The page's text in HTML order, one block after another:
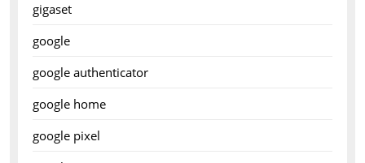
gigaset
google
google authenticator
google home
google pixel